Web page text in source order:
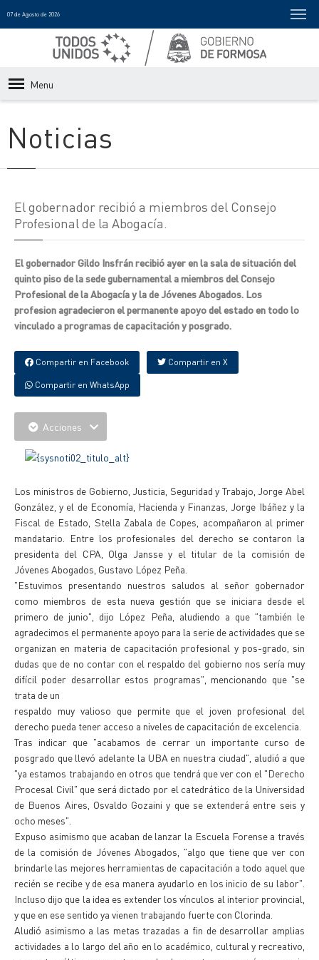
07 de Agosto de 2026
Menu
Noticias
El gobernador recibió a miembros del Consejo
Profesional de la Abogacía.
El gobernador Gildo Insfrán recibió ayer en la sala de situación del
quinto piso de la sede gubernamental a miembros del Consejo
Profesional de la Abogacía y la de Jóvenes Abogados. Los
profesion agradecieron el permanente apoyo del estado en todo lo
vinculado a programas de capacitación y posgrado.
Compartir en Facebook Compartir en X
Compartir en WhatsApp
Acciones
Los ministros de Gobierno, Justicia, Seguridad y Trabajo, Jorge Abel
González, y el de Economía, Hacienda y Finanzas, Jorge Ibáñez y la
Fiscal de Estado, Stella Zabala de Copes, acompañaron al primer
mandatario. Entre los profesionales del derecho se contaron la
presidenta del CPA, Olga Jansse y el titular de la comisión de
Jóvenes Abogados, Gustavo López Peña.
"Estuvimos presentando nuestros saludos al señor gobernador
como miembros de esta nueva gestión que se iniciara desde el
primero de junio", dijo López Peña, aludiendo a que "también le
agradecimos el permanente apoyo para la serie de actividades que se
organizan en materia de capacitación profesional y pos-grado, sin
dudas que de no contar con el respaldo del gobierno nos sería muy
difícil poder desarrollar estos programas", mencionando que "se
trata de un
respaldo muy valioso que permite que el joven profesional del
derecho pueda tener acceso a niveles de capacitación de excelencia.
Tras indicar que "acabamos de cerrar un importante curso de
posgrado que llevó adelante la UBA en nuestra ciudad", aludió a que
"ya estamos trabajando en otros que tendrá que ver con el "Derecho
Procesal Civil" que será dictado por el catedrático de la Universidad
de Buenos Aires, Osvaldo Gozaini y que se extenderá entre seis y
ocho meses".
Expuso asimismo que acaban de lanzar la Escuela Forense a través
de la comisión de Jóvenes Abogados, "algo que tiene que ver con
brindarle las mejores herramientas de capacitación a todo aquel que
recién se recibe y de esa manera ayudarlo en los inicio de su labor".
Incluso dijo que la idea es extender los vínculos al interior provincial,
y que en ese sentido ya vienen trabajando fuerte con Clorinda.
Aludió asimismo a las metas trazadas a fin de desarrollar amplias
actividades a lo largo del año en lo académico, cultural y recreativo,